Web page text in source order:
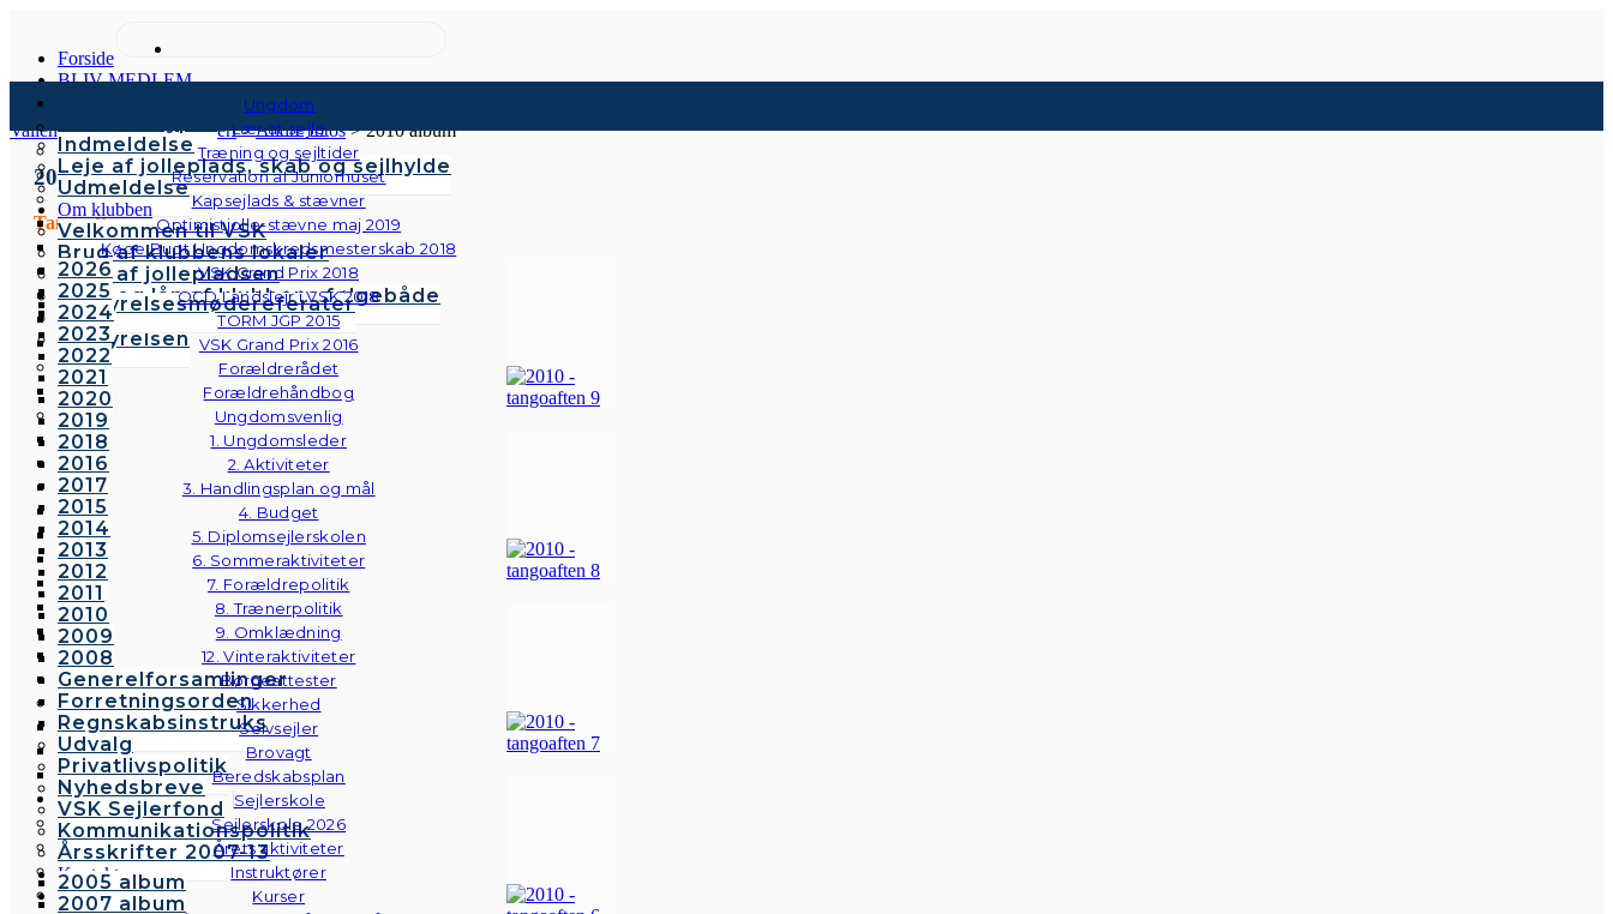
Ungdom
Lær at sejle
Træning og sejltider
Reservation af Juniorhuset
Kapsejlads & stævner
Optimistjolle-stævne maj 2019
Køge Bugt Ungdomskredsmesterskab 2018
VSK Grand Prix 2018
OCD Landslejr i VSK 2018
TORM JGP 2015
VSK Grand Prix 2016
Forældrerådet
Forældrehåndbog
Ungdomsvenlig
1. Ungdomsleder
2. Aktiviteter
3. Handlingsplan og mål
4. Budget
5. Diplomsejlerskolen
6. Sommeraktiviteter
7. Forældrepolitik
8. Trænerpolitik
9. Omklædning
12. Vinteraktiviteter
Børneattester
Sikkerhed
Selvsejler
Brovagt
Beredskabsplan
Sejlerskole
Sejlerskole 2026
Årets aktiviteter
Instruktører
Kurser
Forside
BLIV MEDLEM
Kontingenter & gebyrer
Indmeldelse
Leje af jolleplads, skab og sejlhylde
Udmeldelse
Om klubben
Velkommen til VSK
Brug af klubbens lokaler
Brug af jollepladsen
Brug og lån af klubbens følgebåde
Vedtægter
Bestyrelsen
Bestyrelsesmødereferater
2026
2025
2024
2023
2022
2021
2020
2019
2018
2016
2017
2015
2014
2013
2012
2011
2010
2009
2008
Generelforsamlinger
Forretningsorden
Regnskabsinstruks
Udvalg
Privatlivspolitik
Nyhedsbreve
VSK Sejlerfond
Kommunikationspolitik
Årsskrifter 2007-13
Kontakt
Galleri
2005 album
2007 album
Vallensbæk Sejlklub>Galleri>Andre fotos>2010 album
2010
Tangoaften